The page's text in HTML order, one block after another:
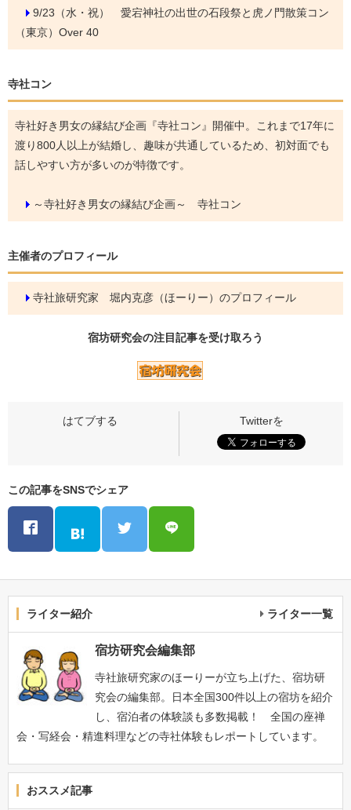
9/23（水・祝） 愛宕神社の出世の石段祭と虎ノ門散策コン
（東京）Over 40
寺社コン
寺社好き男女の縁結び企画『寺社コン』開催中。これまで17年に
渡り800人以上が結婚し、趣味が共通しているため、初対面でも
話しやすい方が多いのが特徴です。
～寺社好き男女の縁結び企画～ 寺社コン
主催者のプロフィール
寺社旅研究家 堀内克彦（ほーりー）のプロフィール
宿坊研究会の注目記事を受け取ろう
この記事をSNSでシェア
ライター紹介 ライター一覧
宿坊研究会編集部
寺社旅研究家のほーりーが立ち上げた、宿坊研
究会の編集部。日本全国300件以上の宿坊を紹介
し、宿泊者の体験談も多数掲載！ 全国の座禅
会・写経会・精進料理などの寺社体験もレポートしています。
おススメ記事